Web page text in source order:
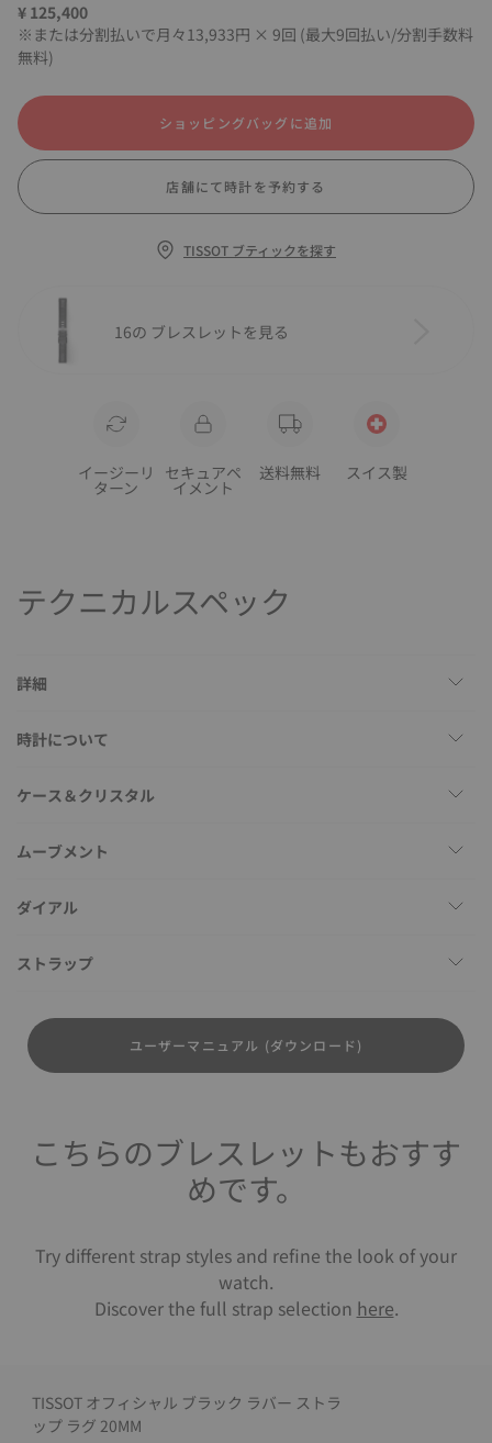
¥ 125,400
※または分割払いで月々13,933円 × 9回 (最大9回払い/分割手数料
無料)
ショッピングバッグに追加
店舗にて時計を予約する
TISSOT ブティックを探す
16の ブレスレットを見る
イージーリ
ターン
セキュアペ
イメント
送料無料 スイス製
テクニカルスペック
詳細
時計について
ケース＆クリスタル
ムーブメント
ダイアル
ストラップ
ユーザーマニュアル (ダウンロード)
こちらのブレスレットもおすす
めです。
Try different strap styles and refine the look of your
watch.
Discover the full strap selection here.
TISSOT オフィシャル ブラック ラバー ストラ
ップ ラグ 20MM